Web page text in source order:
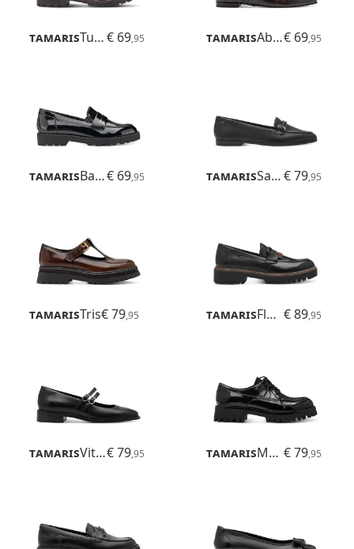
Tamaris Tulsa€ 69,95 Tamaris Abril€ 69,95
Tamaris Badam€ 69,95 Tamaris Sandrina€ 79,95
TamarisTris€ 79,95 Tamaris Flora € 89,95
Tamaris Vittoria€ 79,95 Tamaris Marse € 79,95